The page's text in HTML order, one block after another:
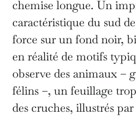
chemise longue. Un
caractéristique du sud
force sur un fond noir,
en réalité de motifs
observe des animaux –
félins –, un feuillage
des cruches, illustrés